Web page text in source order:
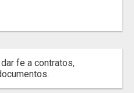
fe a contratos,